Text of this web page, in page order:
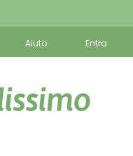
Aiuto Entra